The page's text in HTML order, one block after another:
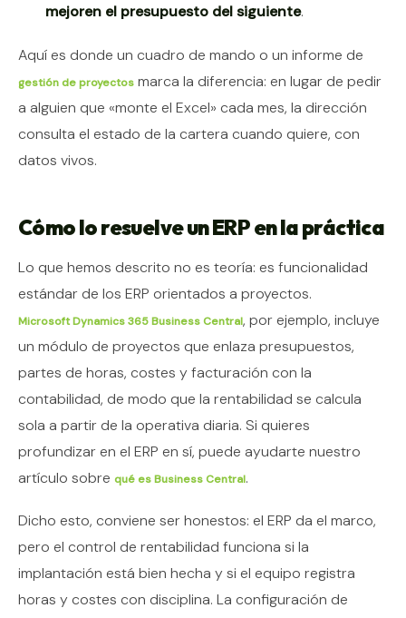
mejoren el presupuesto del siguiente.
Aquí es donde un cuadro de mando o un informe de
gestión de proyectos marca la diferencia: en lugar de pedir
a alguien que «monte el Excel» cada mes, la dirección
consulta el estado de la cartera cuando quiere, con
datos vivos.
Cómo lo resuelve un ERP en la práctica
Lo que hemos descrito no es teoría: es funcionalidad
estándar de los ERP orientados a proyectos.
Microsoft Dynamics 365 Business Central, por ejemplo, incluye
un módulo de proyectos que enlaza presupuestos,
partes de horas, costes y facturación con la
contabilidad, de modo que la rentabilidad se calcula
sola a partir de la operativa diaria. Si quieres
profundizar en el ERP en sí, puede ayudarte nuestro
artículo sobre qué es Business Central.
Dicho esto, conviene ser honestos: el ERP da el marco,
pero el control de rentabilidad funciona si la
implantación está bien hecha y si el equipo registra
horas y costes con disciplina. La configuración de